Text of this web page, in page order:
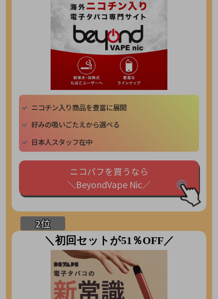
ニコチン入り商品を豊富に展開
好みの吸いごたえから選べる
日本人スタッフ在中
ニコパフを買うなら
＼BeyondVape Nic／
＼初回セットが51％OFF／